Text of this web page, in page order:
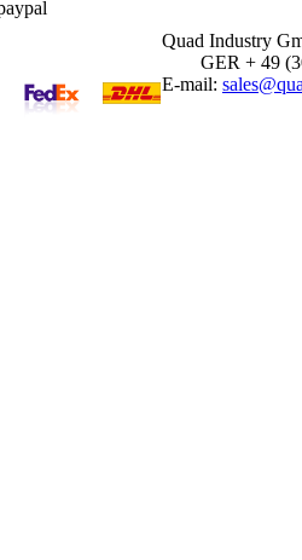
Quad Industry
GER + 49
E-mail: